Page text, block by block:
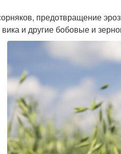
предотвращение
и другие бобовые и